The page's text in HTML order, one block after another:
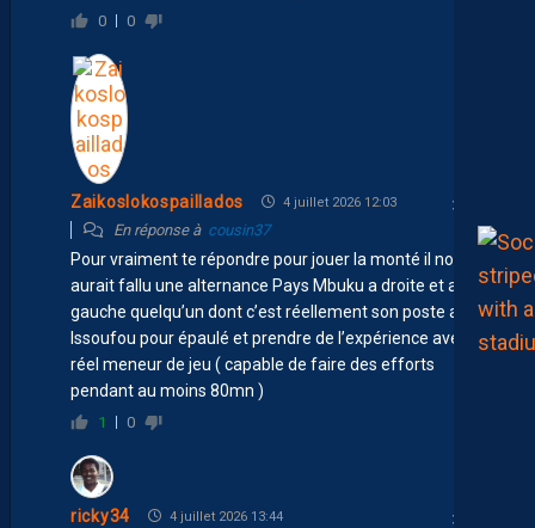
0 0
Zaikoslokospaillados 4 juillet 2026 12:03
En réponse à cousin37
Pour vraiment te répondre pour jouer la monté il nous
aurait fallu une alternance Pays Mbuku a droite et a
gauche quelqu’un dont c’est réellement son poste avec
Issoufou pour épaulé et prendre de l’expérience avec un
réel meneur de jeu ( capable de faire des efforts
pendant au moins 80mn )
1 0
ricky34 4 juillet 2026 13:44